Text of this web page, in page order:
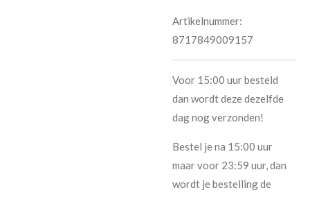
Artikelnummer:
8717849009157
Voor 15:00 uur besteld
dan wordt deze dezelfde
dag nog verzonden!
Bestel je na 15:00 uur
maar voor 23:59 uur, dan
wordt je bestelling de